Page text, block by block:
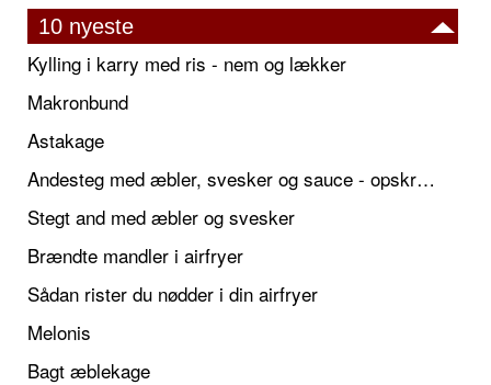
10 nyeste
Kylling i karry med ris - nem og lækker
Makronbund
Astakage
Andesteg med æbler, svesker og sauce - opskrift også til jul
Stegt and med æbler og svesker
Brændte mandler i airfryer
Sådan rister du nødder i din airfryer
Melonis
Bagt æblekage